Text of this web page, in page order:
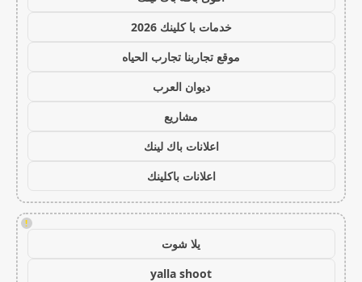
خدمات با كلينك 2026
موقع تجاربنا تجارب الحياه
ديوان العرب
مشاريع
اعلانات باك لينك
اعلانات باكلينك
!
يلا شوت
yalla shoot